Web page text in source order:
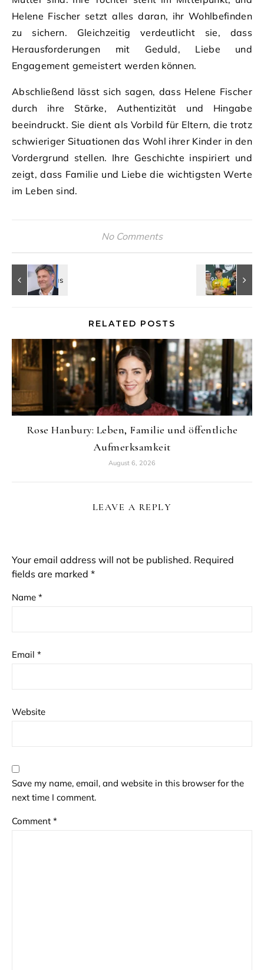
Helene Fischer setzt alles daran, ihr Wohlbefinden
zu sichern. Gleichzeitig verdeutlicht sie, dass
Herausforderungen mit Geduld, Liebe und
Engagement gemeistert werden können.
Abschließend lässt sich sagen, dass Helene Fischer
durch ihre Stärke, Authentizität und Hingabe
beeindruckt. Sie dient als Vorbild für Eltern, die trotz
schwieriger Situationen das Wohl ihrer Kinder in den
Vordergrund stellen. Ihre Geschichte inspiriert und
zeigt, dass Familie und Liebe die wichtigsten Werte
im Leben sind.
No Comments
RELATED POSTS
Rose Hanbury: Leben, Familie und öffentliche
Aufmerksamkeit
August 6, 2026
LEAVE A REPLY
Your email address will not be published. Required
fields are marked *
Name *
Email *
Website
Save my name, email, and website in this browser for the
next time I comment.
Comment *